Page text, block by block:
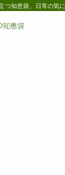
つ知恵袋。日常の気